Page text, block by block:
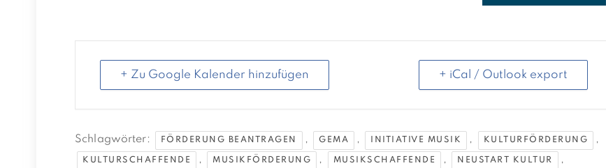
+ Zu Google Kalender hinzufügen + iCal / Outlook export
Schlagwörter: FÖRDERUNG BEANTRAGEN , GEMA , INITIATIVE MUSIK , KULTURFÖRDERUNG ,
KULTURSCHAFFENDE , MUSIKFÖRDERUNG , MUSIKSCHAFFENDE , NEUSTART KULTUR ,